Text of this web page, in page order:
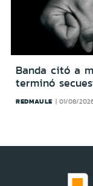
Banda citó a
terminó
REDMAULE 01/08/